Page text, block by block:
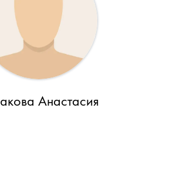
Анастасия